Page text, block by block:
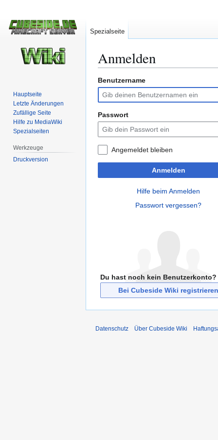
Anmelden
Zur
Navigation
springen
Zur
Suche
springen
Benutzername
Passwort
Angemeldet bleiben
Anmelden
Hilfe beim Anmelden
Passwort vergessen?
Du hast noch kein Benutzerkonto?
Bei Cubeside Wiki registrieren
Spezialseite
Hauptseite
Letzte Änderungen
Zufällige Seite
Hilfe zu MediaWiki
Spezialseiten
Werkzeuge
Druckversion
Datenschutz Über Cubeside Wiki